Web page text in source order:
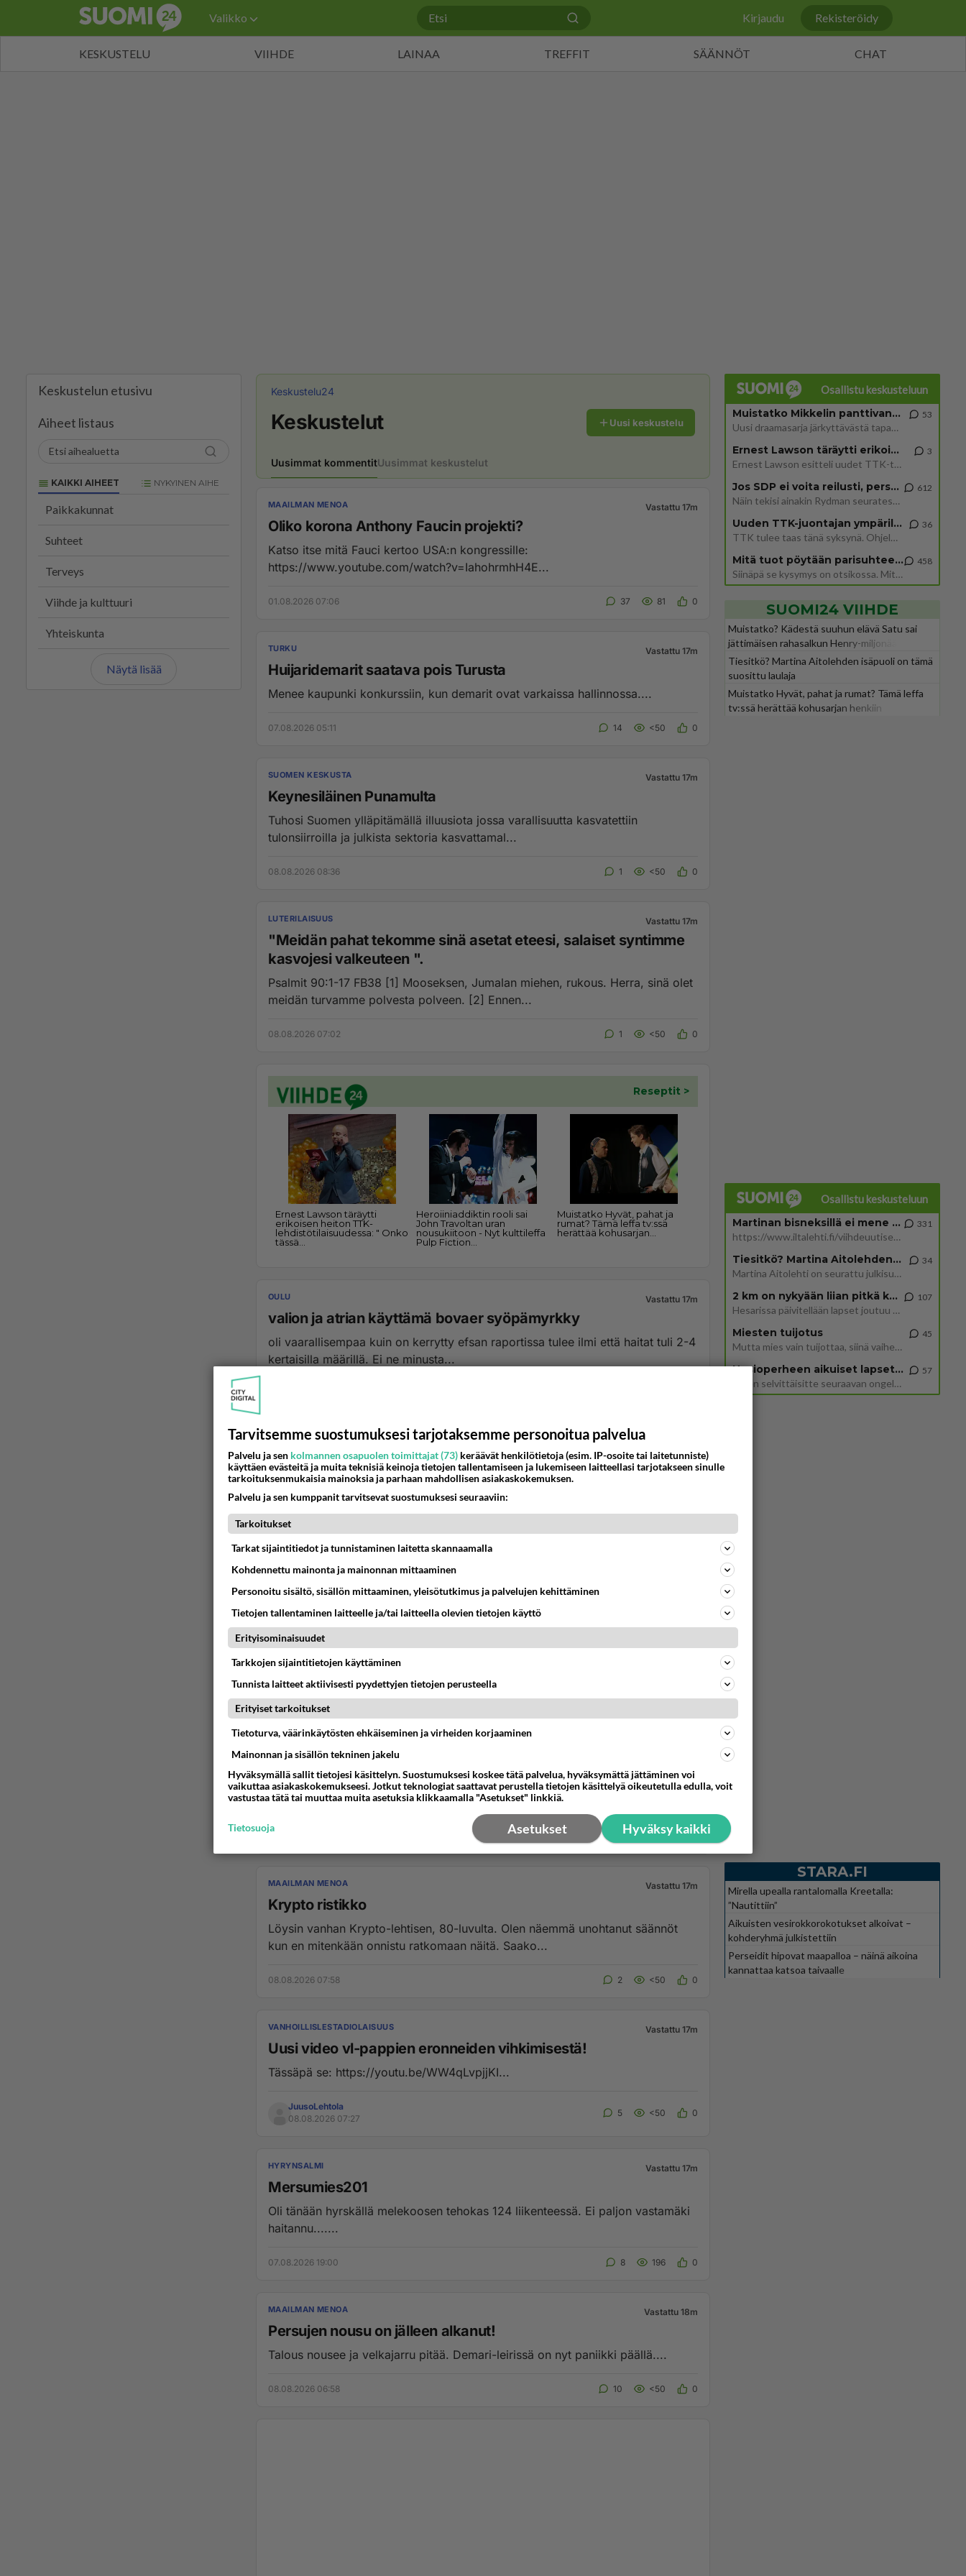
Valikko Kirjaudu Rekisteröidy
KESKUSTELU VIIHDE LAINAA TREFFIT SÄÄNNÖT CHAT
Keskustelun etusivu
Aiheet listaus
KAIKKI AIHEET NYKYINEN AIHE
Paikkakunnat
Suhteet
Terveys
Viihde ja kulttuuri
Yhteiskunta
Näytä lisää
Keskustelu24
Keskustelut Uusi keskustelu
Uusimmat kommentitUusimmat keskustelut
MAAILMAN MENOA Vastattu 17m
Oliko korona Anthony Faucin projekti?
Katso itse mitä Fauci kertoo USA:n kongressille:
https://www.youtube.com/watch?v=IahohrmhH4E...
01.08.2026 07:06 37 81 0
TURKU Vastattu 17m
Huijaridemarit saatava pois Turusta
Menee kaupunki konkurssiin, kun demarit ovat varkaissa hallinnossa....
07.08.2026 05:11 14 <50 0
SUOMEN KESKUSTA Vastattu 17m
Keynesiläinen Punamulta
Tuhosi Suomen ylläpitämällä illuusiota jossa varallisuutta kasvatettiin
tulonsiirroilla ja julkista sektoria kasvattamal...
08.08.2026 08:36 1 <50 0
LUTERILAISUUS Vastattu 17m
"Meidän pahat tekomme sinä asetat eteesi, salaiset syntimme
kasvojesi valkeuteen ".
Psalmit 90:1-17 FB38 [1] Mooseksen, Jumalan miehen, rukous. Herra, sinä olet
meidän turvamme polvesta polveen. [2] Ennen...
08.08.2026 07:02 1 <50 0
OULU Vastattu 17m
valion ja atrian käyttämä bovaer syöpämyrkky
oli vaarallisempaa kuin on kerrytty efsan raportissa tulee ilmi että haitat tuli 2-4
kertaisilla määrillä. Ei ne minusta...
KOTIMAISET JULKKISJUORUT
Miettikää vähän
Siis niinku oikeesti, ei voi olla totta , ei voi! Menikö *munLevi*, *mun Porche*,
*mun heppa* vasaran alle? *kynnet min...
05.08.2026 23:01 427 0
MAAILMAN MENOA Vastattu 17m
Krypto ristikko
Löysin vanhan Krypto-lehtisen, 80-luvulta. Olen näemmä unohtanut säännöt
kun en mitenkään onnistu ratkomaan näitä. Saako...
08.08.2026 07:58 2 <50 0
VANHOILLISLESTADIOLAISUUS Vastattu 17m
Uusi video vl-pappien eronneiden vihkimisestä!
Tässäpä se: https://youtu.be/WW4qLvpjjKI...
JuusoLehtola
08.08.2026 07:27
5 <50 0
HYRYNSALMI Vastattu 17m
Mersumies201
Oli tänään hyrskällä melekoosen tehokas 124 liikenteessä. Ei paljon vastamäki
haitannu.......
07.08.2026 19:00 8 196 0
MAAILMAN MENOA Vastattu 18m
Persujen nousu on jälleen alkanut!
Talous nousee ja velkajarru pitää. Demari-leirissä on nyt paniikki päällä....
08.08.2026 06:58 10 <50 0
Osallistu keskusteluun
Muistatko Mikkelin panttivankidraaman?
Uusi draamasarja järkyttävästä tapauksesta on tulossa. Tositapahtumiin perustuva sarja ammentaa vuoden 1986 Mikkelin pan
53
Ernest Lawson täräytti erikoisen heiton TTK-lehdistötilaisuudessa: " Onko tässä tarkoituksena...?"
Ernest Lawson esitteli uudet TTK-tähtioppilaat ja opettajat torstaina 6.8. lehdistölle. Tulevalla kaudella on yksi hausk
3
Jos SDP ei voita reilusti, persut kumoavat demokratian Suomesta
Näin tekisi ainakin Rydman seuratessaan idolinsa Trumpin mallia https://www.is.fi/politiikka/art-2000012187244.html
612
Uuden TTK-juontajan ympärillä epätietoisuus sakenee - Nyt MTV hämmentää soppaa
TTK tulee taas tänä syksynä. Ohjelman uudet tähtioppilaat julkistetaan torstaina 6. elokuuta klo 14 alkavassa lehdistö
36
Mitä tuot pöytään parisuhteessa?
Siinäpä se kysymys on otsikossa. Mitäpä siis tuot/toisit pöytään parisuhteessa? Oletko mies vai nainen? Koetko sen mitä
458
SUOMI24 VIIHDE
Muistatko? Kädestä suuhun elävä Satu sai
jättimäisen rahasalkun Henry-miljonääriltä
Tiesitkö? Martina Aitolehden isäpuoli on tämä
suosittu laulaja
Muistatko Hyvät, pahat ja rumat? Tämä leffa
tv:ssä herättää kohusarjan henkiin
Osallistu keskusteluun
Martinan bisneksillä ei mene hyvin
https://www.iltalehti.fi/viihdeuutiset/a/c46da6ab-340f-4790-aaa7-0865eed2336 Yrityksen konkurssihakemus on tullut kärä
331
Tiesitkö? Martina Aitolehden isäpuoli on tämä suosittu laulaja
Martina Aitolehti on seurattu julkisuuden henkilö. Lähipiiriin mahtuu muitakin tunnettuja henkilöitä. Tiesitkö, että Ma
34
2 km on nykyään liian pitkä koulumatka
Hesarissa päivitellään lapset joutuu nyt kulkemaan 2 km kouluun jösses. Ruostefillarilla tuo matka menee vaikka miten äk
107
Miesten tuijotus
Mutta mies vain tuijottaa, siinä vaiheessa käännän itse pään pois. Mikä juttu? Yleensä jos joku tuijottaa tai katsoo, hä
45
Uusioperheen aikuiset lapset tyhjentää jääkaapin käydessään
Miten selvittäisitte seuraavan ongelman, meillä on uusioperhe, minulla teini-ikäiset lapset ja puolisolla aikuiset, jotk
57
STARA.FI
Mirella upealla rantalomalla Kreetalla:
”Nautittiin”
Aikuisten vesirokkorokotukset alkoivat –
kohderyhmä julkistettiin
Perseidit hipovat maapalloa – näinä aikoina
kannattaa katsoa taivaalle
Tarvitsemme suostumuksesi tarjotaksemme personoitua palvelua
Palvelu ja sen kolmannen osapuolen toimittajat (73) keräävät henkilötietoja (esim. IP-osoite tai laitetunniste)
käyttäen evästeitä ja muita teknisiä keinoja tietojen tallentamiseen ja lukemiseen laitteellasi tarjotakseen sinulle
tarkoituksenmukaisia mainoksia ja parhaan mahdollisen asiakaskokemuksen.
Palvelu ja sen kumppanit tarvitsevat suostumuksesi seuraaviin:
Tarkoitukset
Tarkat sijaintitiedot ja tunnistaminen laitetta skannaamalla
Kohdennettu mainonta ja mainonnan mittaaminen
Personoitu sisältö, sisällön mittaaminen, yleisötutkimus ja palvelujen kehittäminen
Tietojen tallentaminen laitteelle ja/tai laitteella olevien tietojen käyttö
Erityisominaisuudet
Tarkkojen sijaintitietojen käyttäminen
Tunnista laitteet aktiivisesti pyydettyjen tietojen perusteella
Erityiset tarkoitukset
Tietoturva, väärinkäytösten ehkäiseminen ja virheiden korjaaminen
Mainonnan ja sisällön tekninen jakelu
Hyväksymällä sallit tietojesi käsittelyn. Suostumuksesi koskee tätä palvelua, hyväksymättä jättäminen voi
vaikuttaa asiakaskokemukseesi. Jotkut teknologiat saattavat perustella tietojen käsittelyä oikeutetulla edulla, voit
vastustaa tätä tai muuttaa muita asetuksia klikkaamalla "Asetukset" linkkiä.
Hyväksy kaikki
Asetukset
Tietosuoja